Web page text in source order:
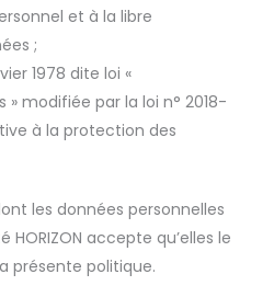
et à la libre
;
1978 dite loi «
modifiée par la loi n° 2018-
à la protection des
les données personnelles
accepte qu’elles le
présente politique.